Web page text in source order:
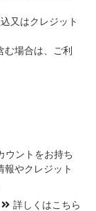
又はクレジット
む場合は、ご利
ウントをお持ち
報やクレジット
詳しくはこちら